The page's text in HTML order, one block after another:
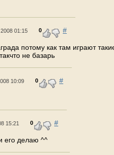
01:15 0 #
потому как там играют
не базарь
10:09 0 #
15:21 0 #
его делаю ^^